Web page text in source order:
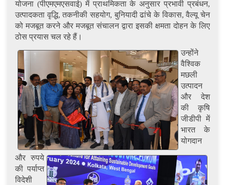
योजना (पीएमएमएसवाई) में प्राथमिकता के अनुसार प्रभावी प्रबंधन,
उत्पादकता वृद्धि, तकनीकी सहयोग, बुनियादी ढांचे के विकास, वैल्यू चेन
को मजबूत करने और मजबूत संचालन द्वारा इसकी क्षमता दोहन के लिए
ठोस प्रयास चल रहे हैं।
उन्होंने
वैश्विक
मछली
उत्पादन
और देश
की कृषि
जीडीपी में
भारत के
योगदान
और रुपये
की पर्याप्त
विदेशी